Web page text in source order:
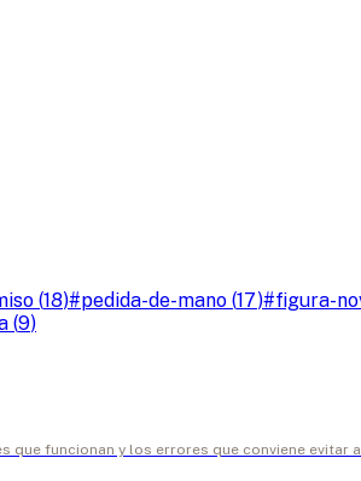
(18)#pedida-de-mano (17)#figura-
(9)
funcionan y los errores que conviene evitar